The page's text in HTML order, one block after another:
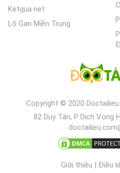
Ketqua net
Lô Gan Miền Trung
Copyright © 2020
82 Duy Tân, P Dịch Vọng
Giới thiệu Điều